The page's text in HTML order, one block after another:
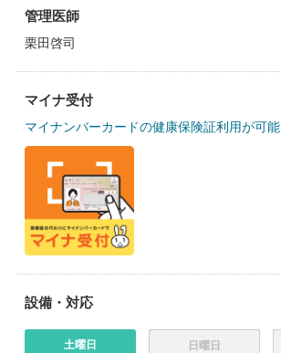
管理医師
栗田啓司
マイナ受付
マイナンバーカードの健康保険証利用が可能
設備・対応
土曜日 日曜日